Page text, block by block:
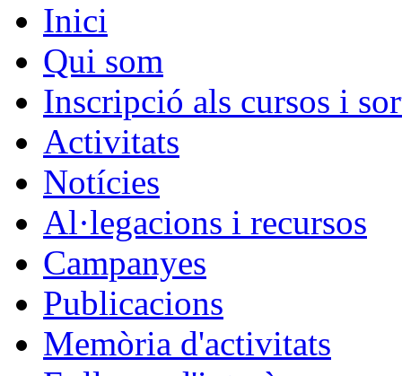
Inici
Qui som
Inscripció als cursos i
Activitats
Notícies
Al·legacions i recursos
Campanyes
Publicacions
Memòria d'activitats